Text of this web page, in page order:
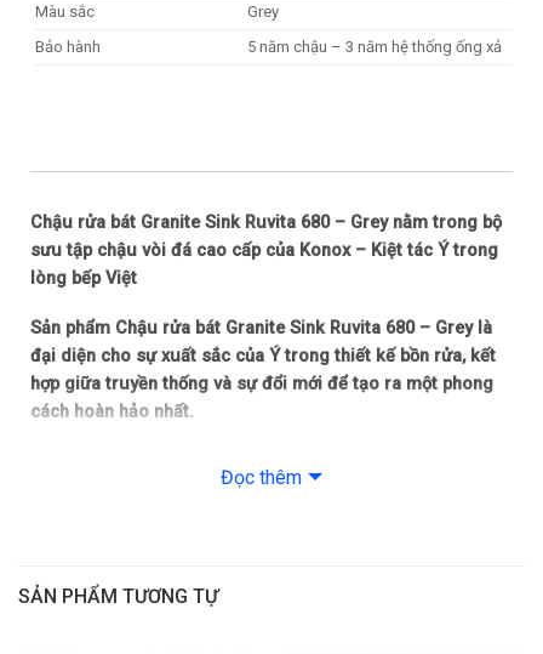
Màu sắc
Grey
Bảo hành
5 năm chậu – 3 năm hệ thống ống xả
Chậu rửa bát Granite Sink Ruvita 680 – Grey nằm trong bộ
sưu tập chậu vòi đá cao cấp của Konox – Kiệt tác Ý trong
lòng bếp Việt
Sản phẩm Chậu rửa bát Granite Sink Ruvita 680 – Grey là
đại diện cho sự xuất sắc của Ý trong thiết kế bồn rửa, kết
hợp giữa truyền thống và sự đổi mới để tạo ra một phong
cách hoàn hảo nhất.
dành cho các không gian bếp bàn bếp hẹp hoặc bàn đảo.
quả và các thao tác đơn giản khác.
Đọc thêm
SẢN PHẨM TƯƠNG TỰ